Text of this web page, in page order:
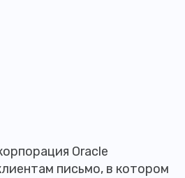
Oracle
письмо, в котором